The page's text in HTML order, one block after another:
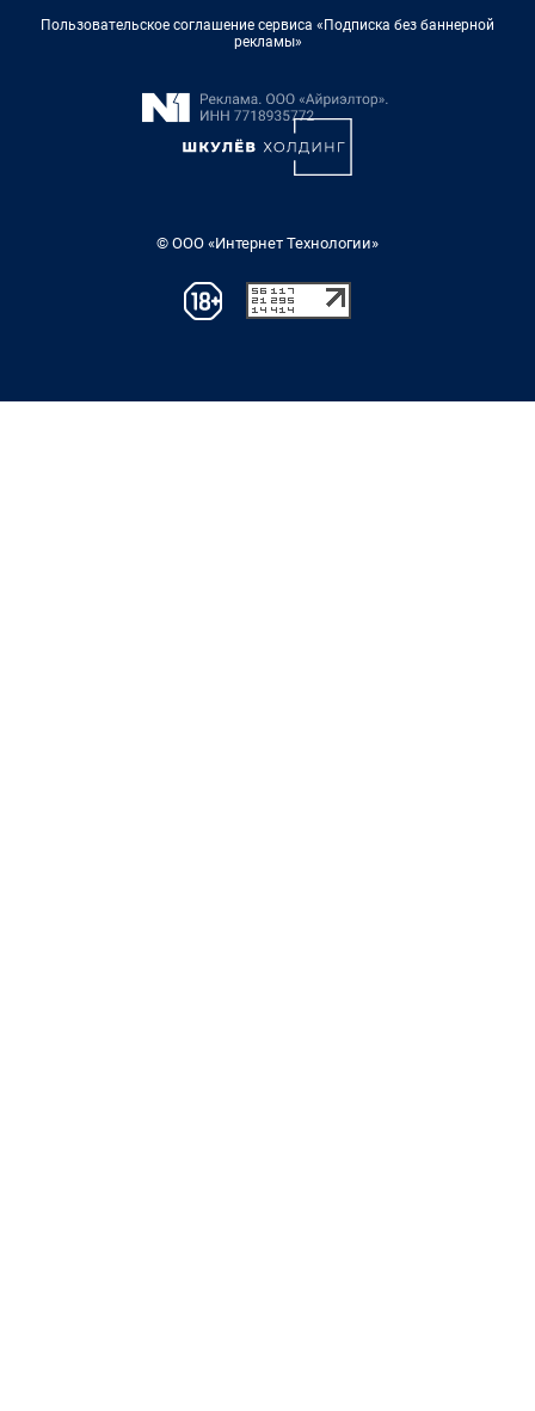
Пользовательское соглашение сервиса «Подписка без баннерной
рекламы»
© ООО «Интернет Технологии»